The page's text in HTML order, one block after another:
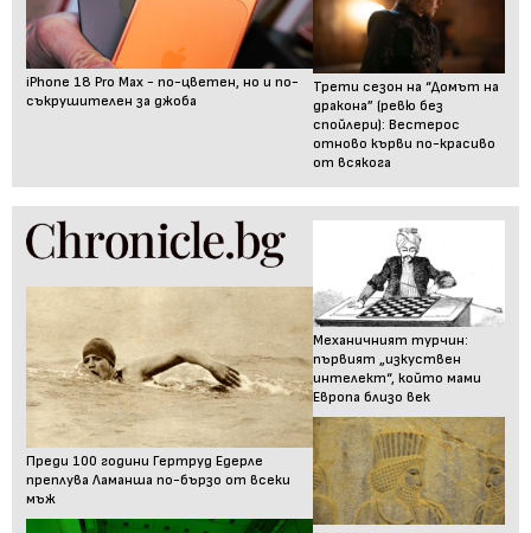
iPhone 18 Pro Max - по-цветен, но и по-
съкрушителен за джоба
Трети сезон на “Домът на
дракона” (ревю без
спойлери): Вестерос
отново кърви по-красиво
от всякога
Преди 100 години Гертруд Едерле
преплува Ламанша по-бързо от всеки
мъж
Механичният турчин:
първият „изкуствен
интелект“, който мами
Европа близо век